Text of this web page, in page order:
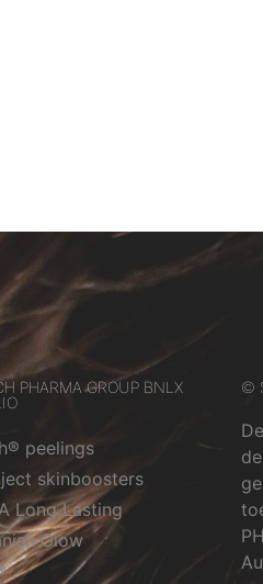
PHARMA GROUP BNLX
peelings
skinboosters
Long Lasting
Glow
©